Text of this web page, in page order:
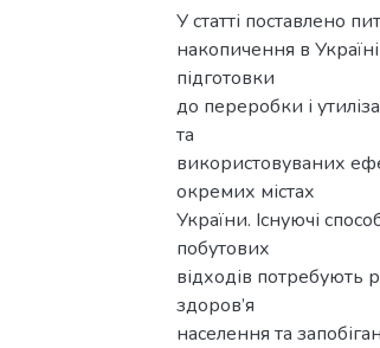
У статті поставлено
накопичення в
підготовки
до переробки і
та
використовуваних
окремих містах
України. Існуючі
побутових
відходів потребують
здоров’я
населення та